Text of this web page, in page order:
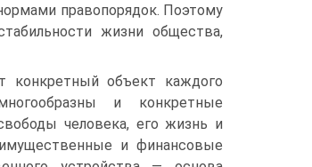
правопорядок. Поэтому
жизни общества,
конкретный объект каждого
и конкретные
человека, его жизнь и
и финансовые